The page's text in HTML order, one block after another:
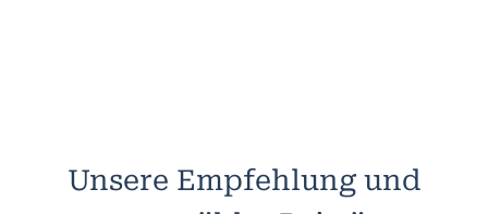
Unsere Empfehlung und